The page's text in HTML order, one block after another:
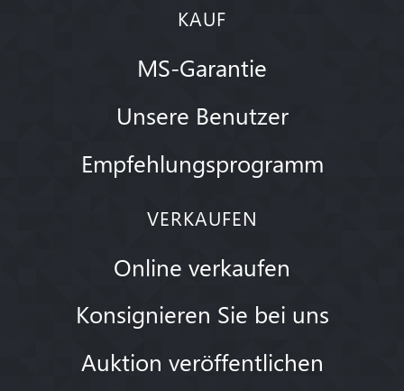
KAUF
MS-Garantie
Unsere Benutzer
Empfehlungsprogramm
VERKAUFEN
Online verkaufen
Konsignieren Sie bei uns
Auktion veröffentlichen